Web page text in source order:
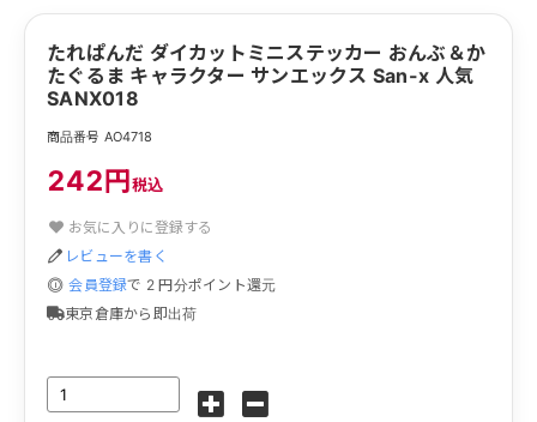
たれぱんだ ダイカットミニステッカー おんぶ＆か
たぐるま キャラクター サンエックス San-x 人気
SANX018
商品番号 AO4718
242円税込
お気に入りに登録する
レビューを書く
会員登録で 2円分ポイント還元
東京倉庫から即出荷